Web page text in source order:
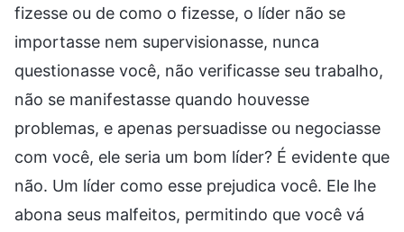
fizesse ou de como o fizesse, o líder não se
importasse nem supervisionasse, nunca
questionasse você, não verificasse seu trabalho,
não se manifestasse quando houvesse
problemas, e apenas persuadisse ou negociasse
com você, ele seria um bom líder? É evidente que
não. Um líder como esse prejudica você. Ele lhe
abona seus malfeitos, permitindo que você vá